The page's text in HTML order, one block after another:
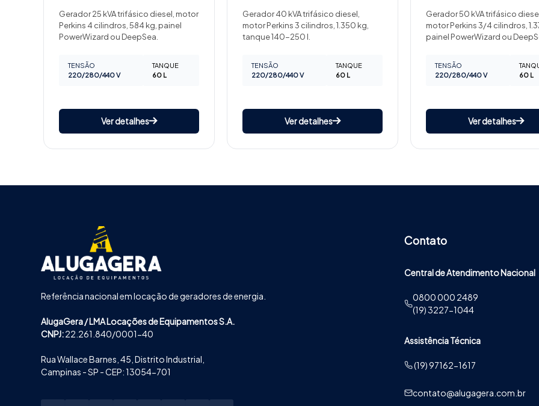
Gerador 25 kVA trifásico diesel, motor
Perkins 4 cilindros, 584 kg, painel
PowerWizard ou DeepSea.
TENSÃO
220/280/440 V
TANQUE
60 L
Ver detalhes
Gerador 40 kVA trifásico diesel,
motor Perkins 3 cilindros, 1.350 kg,
tanque 140-250 l.
TENSÃO
220/280/440 V
TANQUE
60 L
Ver detalhes
Gerador 50 kVA trifásico
motor Perkins 3/4 cilindros,
painel PowerWizard ou
TENSÃO
220/280/440 V
60 L
Ver detalhes
Referência nacional em locação de geradores de energia.
AlugaGera / LMA Locações de Equipamentos S.A.
CNPJ:22.261.840/0001-40
Rua Wallace Barnes, 45, Distrito Industrial,
Campinas - SP - CEP: 13054-701
Contato
Central de Atendimento Nacional
0800 000 2489
(19) 3227-1044
Assistência Técnica
(19) 97162-1617
contato@alugagera.com.br